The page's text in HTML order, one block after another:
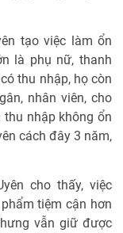
tạo việc làm ổn
là phụ nữ, thanh
thu nhập, họ còn
nhân viên, cho
thu nhập không ổn
cách đây 3 năm,
cho thấy, việc
tiệm cận hơn
vẫn giữ được